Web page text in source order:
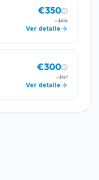
€350
≈ $404
Ver detalle
€300
≈ $347
Ver detalle